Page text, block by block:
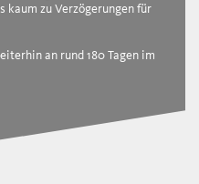
kaum zu Verzögerungen für
an rund 180 Tagen im